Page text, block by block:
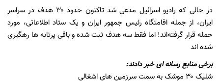
در حالی که رادیو اسرائیل مدعی شد تاکنون حدود ۳۰ هدف در سراسر
ایران، از جمله اقامتگاه رئیس جمهور ایران و یک ستاد اطلاعاتی، مورد
حمله قرار گرفته‌اند! اما فقط سه هدف ثبت شده و باقی پرتابه ها رهگیری
شده اند
برخی منابع رسانه ای خبر دادند:
شلیک ۳۰ موشک به سمت سرزمین های اشغالی